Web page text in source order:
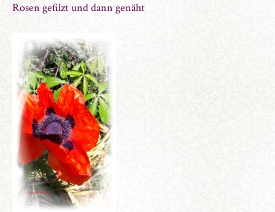
Rosen gefilzt und dann genäht